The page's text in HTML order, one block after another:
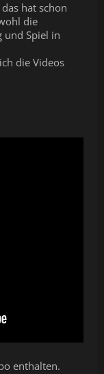
hat schon
die
und Spiel in
die Videos
enthalten.